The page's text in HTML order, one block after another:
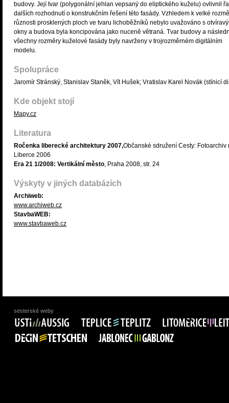
budovy. Její tvar (polygonální jehlan vepsaný do eliptického kuželu) ovlivnil
dalších rozhodnutí o konstrukčním řešení této fasády. Vzhledem k velké
různosti prosklených ploch ve tvaru lichoběžníků nebylo uvažováno s
okny a budova byla koncipována jako nuceně větraná. Tvar budovy a
všechny rozměry kuželové fasády byly navrženy v trojrozměrném digitálním
modelu.
Spolupráce
Jaromír Stránský, Stanislav Staněk, Vít Hušek; Vratislav Karel Novák (stínicí
Kde objekt stojí
Mapy.cz
Literatura
Ročenka liberecké architektury 2007,Občanské sdružení Cesty: Fotoarchiv
Liberce 2006
Era 21 1/2008: Vertikální město, Praha 2008, str. 24
Výskyty v jiných databázích
Archiweb:
www.archiweb.cz
StavbaWEB:
www.stavbaweb.cz
sesterské weby